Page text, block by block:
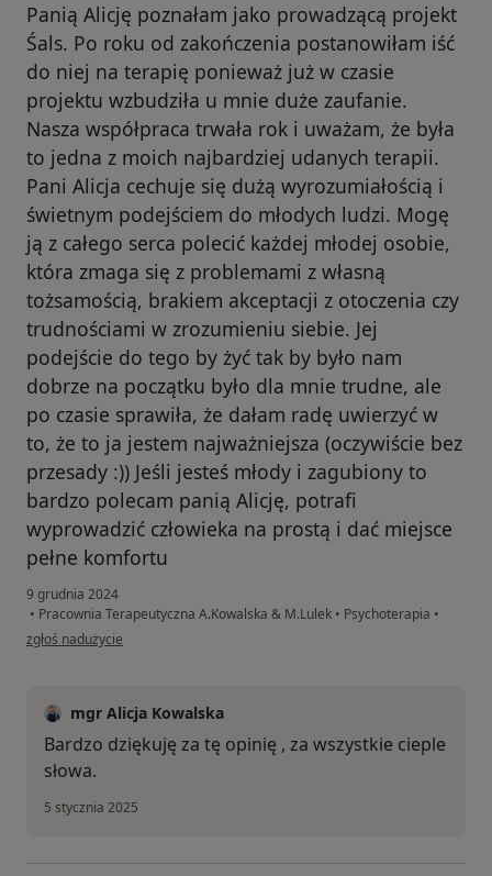
Panią Alicję poznałam jako prowadzącą projekt
Śals. Po roku od zakończenia postanowiłam iść
do niej na terapię ponieważ już w czasie
projektu wzbudziła u mnie duże zaufanie.
Nasza współpraca trwała rok i uważam, że była
to jedna z moich najbardziej udanych terapii.
Pani Alicja cechuje się dużą wyrozumiałością i
świetnym podejściem do młodych ludzi. Mogę
ją z całego serca polecić każdej młodej osobie,
która zmaga się z problemami z własną
tożsamością, brakiem akceptacji z otoczenia czy
trudnościami w zrozumieniu siebie. Jej
podejście do tego by żyć tak by było nam
dobrze na początku było dla mnie trudne, ale
po czasie sprawiła, że dałam radę uwierzyć w
to, że to ja jestem najważniejsza (oczywiście bez
przesady :)) Jeśli jesteś młody i zagubiony to
bardzo polecam panią Alicję, potrafi
wyprowadzić człowieka na prostą i dać miejsce
pełne komfortu
9 grudnia 2024
• Pracownia Terapeutyczna A.Kowalska & M.Lulek • Psychoterapia •
w opinii użytkownika Weronika
zgłoś nadużycie
mgr Alicja Kowalska
Bardzo dziękuję za tę opinię , za wszystkie cieple
słowa.
5 stycznia 2025